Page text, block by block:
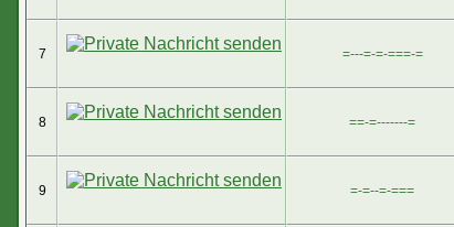
7 =---=-=-===-=
8 ==-=-------=
9 =-=--=-===